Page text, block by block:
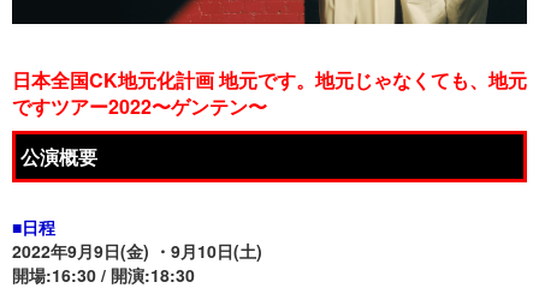
日本全国CK地元化計画 地元です。地元じゃなくても、地元
ですツアー2022〜ゲンテン〜
公演概要
■日程
2022年9月9日(金) ・9月10日(土)
開場:16:30 / 開演:18:30